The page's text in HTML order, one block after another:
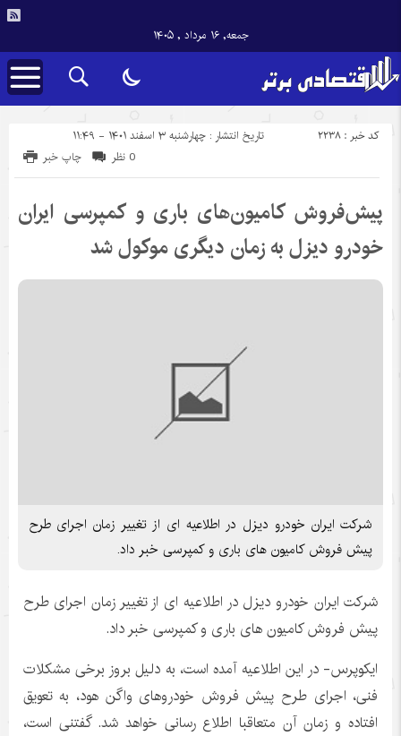
جمعه, ۱۶ مرداد , ۱۴۰۵
تاریخ انتشار : چهارشنبه ۳ اسفند ۱۴۰۱ - ۱۱:۴۹ کد خبر : 2238
چاپ خبر 0 نظر
پیش‌فروش کامیون‌های باری و کمپرسی ایران
خودرو دیزل به زمان دیگری موکول شد
شرکت ایران خودرو دیزل در اطلاعیه ای از تغییر زمان اجرای طرح
پیش فروش کامیون های باری و کمپرسی خبر داد.
شرکت ایران خودرو دیزل در اطلاعیه ای از تغییر زمان اجرای طرح
پیش فروش کامیون های باری و کمپرسی خبر داد.
ایکوپرس- در این اطلاعیه آمده است، به دلیل بروز برخی مشکلات
فنی، اجرای طرح پیش فروش خودروهای واگن هود، به تعویق
افتاده و زمان آن متعاقبا اطلاع رسانی خواهد شد. گفتنی است،